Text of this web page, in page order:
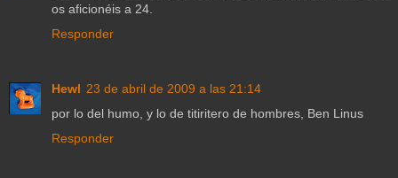
os aficionéis a 24.
Responder
Hewl 23 de abril de 2009 a las 21:14
por lo del humo, y lo de titiritero de hombres, Ben Linus
Responder